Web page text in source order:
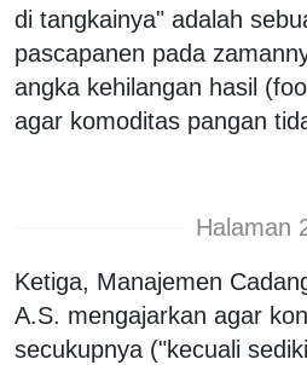
di tangkainya" adalah
pascapanen pada
angka kehilangan hasil
agar komoditas pangan
Halaman
Ketiga, Manajemen
A.S. mengajarkan agar
secukupnya ("kecuali